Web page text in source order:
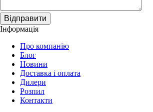
Відправити
Інформація
Про компанію
Блог
Новини
Доставка і оплата
Дилери
Розпил
Контакти